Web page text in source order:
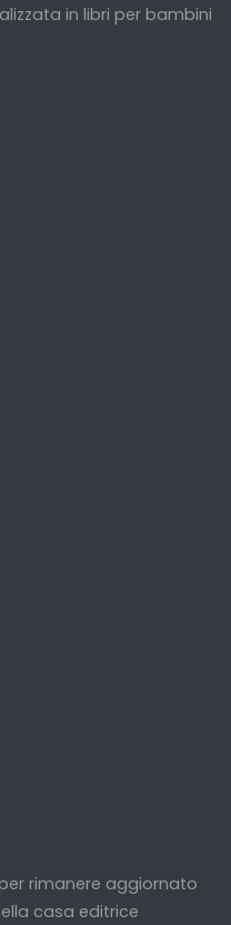
in libri per bambini
rimanere aggiornato
casa editrice